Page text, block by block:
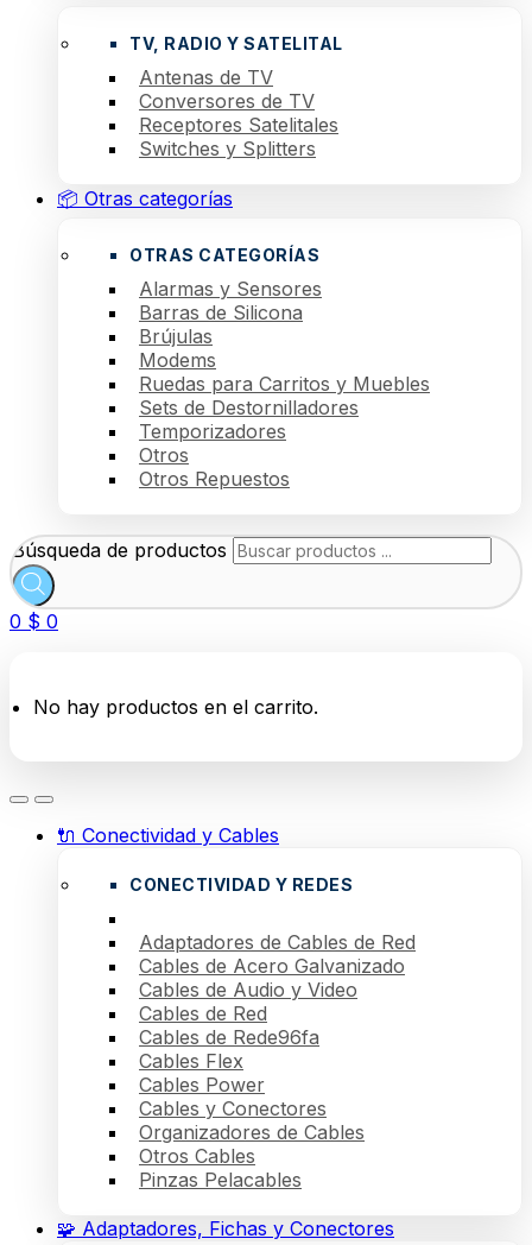
TV, RADIO Y SATELITAL
Antenas de TV
Conversores de TV
Receptores Satelitales
Switches y Splitters
📦 Otras categorías
OTRAS CATEGORÍAS
Alarmas y Sensores
Barras de Silicona
Brújulas
Modems
Ruedas para Carritos y Muebles
Sets de Destornilladores
Temporizadores
Otros
Otros Repuestos
Búsqueda de productos
0 $ 0
No hay productos en el carrito.
🔌 Conectividad y Cables
CONECTIVIDAD Y REDES
Adaptadores de Cables de Red
Cables de Acero Galvanizado
Cables de Audio y Video
Cables de Red
Cables de Rede96fa
Cables Flex
Cables Power
Cables y Conectores
Organizadores de Cables
Otros Cables
Pinzas Pelacables
🧩 Adaptadores, Fichas y Conectores